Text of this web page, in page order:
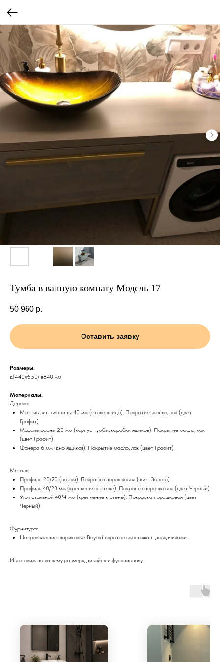
Тумба в ванную комнату Модель 17
50 960 р.
Оставить заявку
Размеры:
д1440/г550/ в840 мм
Материалы:
Дерево:
Массив лиственницы 40 мм (столешница). Покрытие: масло, лак (цвет
Графит)
Массив сосны 20 мм (корпус тумбы, коробки ящиков). Покрытие масло, лак
(цвет Графит)
Фанера 6 мм (дно ящиков). Покрытие масло, лак (цвет Графит)
Металл:
Профиль 20/20 (ножки). Покраска порошковая (цвет Золото)
Профиль 40/20 мм (крепление к стене). Покраска порошковая (цвет Черный)
Угол стальной 40*4 мм (крепление к стене). Покраска порошковая (цвет
Черный)
Фурнитура:
Направляющие шариковые Boyard скрытого монтажа с доводчиками
Изготовим по вашему размеру, дизайну и функционалу